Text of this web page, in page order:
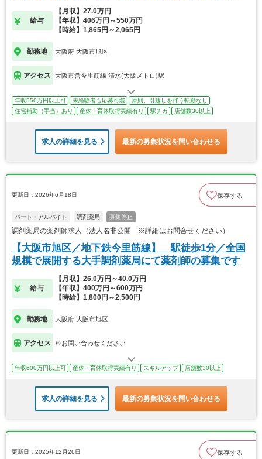
給与
【月収】27.0万円
【年収】406万円～550万円
【時給】1,865円～2,065円
勤務地 大阪府 大阪市旭区
アクセス 大阪市営今里筋線 清水(大阪メトロ)駅
年収550万円以上可 未経験者も応募可能
原則、引越しを伴う転勤なし
住宅補助（手当）あり
産休・育休取得実績有り 駅チカ 店舗数30以上
求人の詳細を見る 最新の募集状況を問い合わせる
更新日：2026年6月18日 保存する
パート・アルバイト 調剤薬局 募集停止
調剤薬局の薬剤師求人（法人名非公開 ※詳細はお問合せください）
【大阪市旭区／地下鉄今里筋線】 駅徒歩1分／全国
規模で展開する大手調剤薬局にて薬剤師の募集です
給与
【月収】26.0万円～40.0万円
【年収】400万円～600万円
【時給】1,800円～2,500円
勤務地 大阪府 大阪市旭区
アクセス ※お問い合わせください
年収600万円以上可 産休・育休取得実績有り スキルアップ 店舗数30以上
求人の詳細を見る 最新の募集状況を問い合わせる
更新日：2025年12月26日 保存する